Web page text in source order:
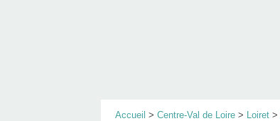
Accueil > Centre-Val de Loire > Loiret >